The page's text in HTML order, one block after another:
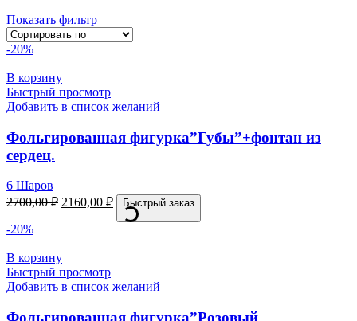
Показать фильтр
-20%
В корзину
Быстрый просмотр
Добавить в список желаний
Фольгированная фигурка”Губы”+фонтан из
сердец.
6 Шаров
2700,00₽ 2160,00 ₽ Быстрый заказ
-20%
В корзину
Быстрый просмотр
Добавить в список желаний
Фольгированная фигурка”Розовый